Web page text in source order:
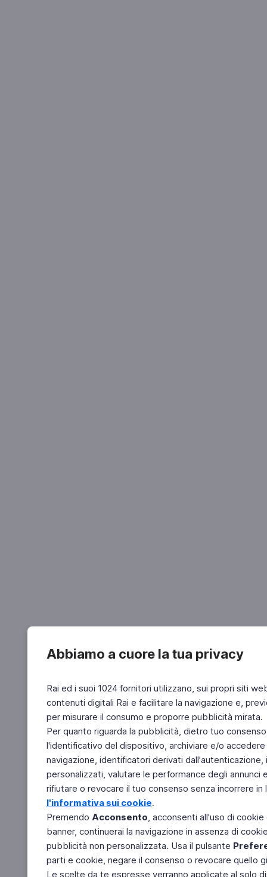
Abbiamo a cuore la tua privacy
Rai ed i suoi 1024 fornitori utilizzano, sui propri siti
contenuti digitali Rai e facilitare la navigazione e,
per misurare il consumo e proporre pubblicità mirata.
Per quanto riguarda la pubblicità, dietro tuo
l'identificativo del dispositivo, archiviare e/o
navigazione, identificatori derivati
personalizzati, valutare le performance degli
rifiutare o revocare il tuo consenso senza incorrere
l'informativa sui cookie.
Premendo Acconsento, acconsenti all'uso di
banner, continuerai la navigazione in assenza di
pubblicità non personalizzata. Usa il pulsante
parti e cookie, negare il consenso o revocare quello
Le scelte da te espresse verranno applicate al solo